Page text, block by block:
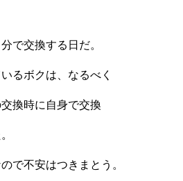
で交換する日だ。
るボクは、なるべく
換時に自身で交換
で不安はつきまとう。